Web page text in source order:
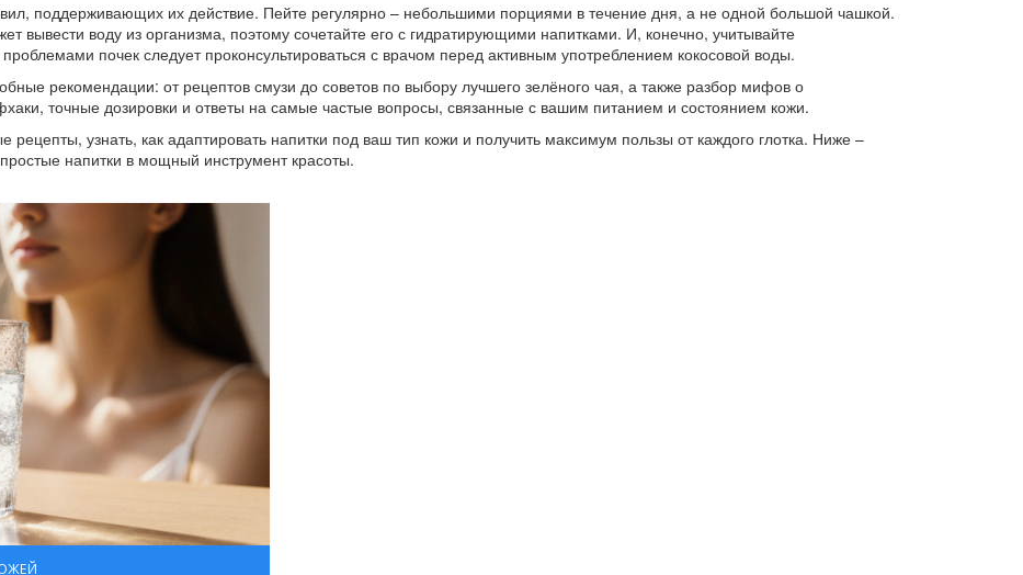
поддерживающих их действие. Пейте регулярно – небольшими порциями в течение дня, а не одной большой чашкой.
вывести воду из организма, поэтому сочетайте его с гидратирующими напитками. И, конечно, учитывайте
почек следует проконсультироваться с врачом перед активным употреблением кокосовой воды.
рекомендации: от рецептов смузи до советов по выбору лучшего зелёного чая, а также разбор мифов о
точные дозировки и ответы на самые частые вопросы, связанные с вашим питанием и состоянием кожи.
рецепты, узнать, как адаптировать напитки под ваш тип кожи и получить максимум пользы от каждого глотка. Ниже –
напитки в мощный инструмент красоты.